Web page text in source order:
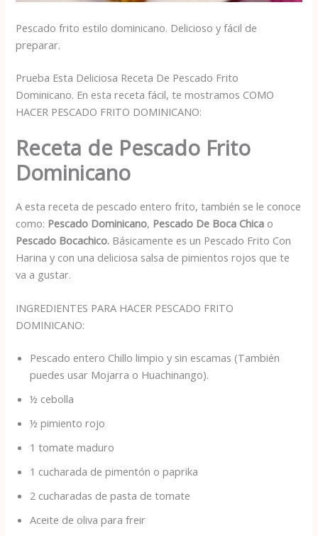
Pescado frito estilo dominicano. Delicioso y fácil de
preparar.
Prueba Esta Deliciosa Receta De Pescado Frito
Dominicano. En esta receta fácil, te mostramos COMO
HACER PESCADO FRITO DOMINICANO:
Receta de Pescado Frito
Dominicano
A esta receta de pescado entero frito, también se le conoce
como: Pescado Dominicano, Pescado De Boca Chica o
Pescado Bocachico. Básicamente es un Pescado Frito Con
Harina y con una deliciosa salsa de pimientos rojos que te
va a gustar.
INGREDIENTES PARA HACER PESCADO FRITO
DOMINICANO:
Pescado entero Chillo limpio y sin escamas (También
puedes usar Mojarra o Huachinango).
½ cebolla
½ pimiento rojo
1 tomate maduro
1 cucharada de pimentón o paprika
2 cucharadas de pasta de tomate
Aceite de oliva para freir